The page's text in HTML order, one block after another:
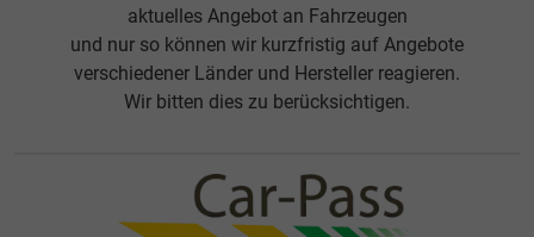
aktuelles Angebot an Fahrzeugen
und nur so können wir kurzfristig auf Angebote
verschiedener Länder und Hersteller reagieren.
Wir bitten dies zu berücksichtigen.